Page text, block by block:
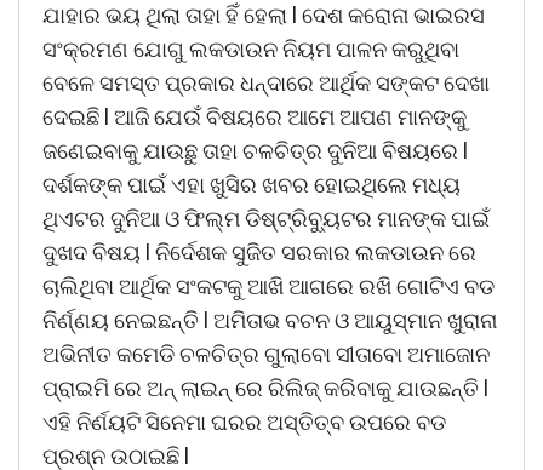
ଯାହାର ଭୟ ଥିଲା ତାହା ହିଁ ହେଲା l ଦେଶ କରୋନା ଭାଇରସ
ସଂକ୍ରମଣ ଯୋଗୁ ଲକଡାଉନ ନିୟମ ପାଳନ କରୁଥିବା
ବେଳେ ସମସ୍ତ ପ୍ରକାର ଧନ୍ଦାରେ ଆର୍ଥିକ ସଙ୍କଟ ଦେଖା
ଦେଇଛି l ଆଜି ଯେଉଁ ବିଷୟରେ ଆମେ ଆପଣ ମାନଙ୍କୁ
ଜଣେଇବାକୁ ଯାଉଛୁ ତାହା ଚଳଚିତ୍ର ଦୁନିଆ ବିଷୟରେ l
ଦର୍ଶକଙ୍କ ପାଇଁ ଏହା ଖୁସିର ଖବର ହୋଇଥିଲେ ମଧ୍ୟ
ଥିଏଟର ଦୁନିଆ ଓ ଫିଲ୍ମ ଡିଷ୍ଟ୍ରିବ୍ୟୁଟର ମାନଙ୍କ ପାଇଁ
ଦୁଖଦ ବିଷୟ l ନିର୍ଦେଶକ ସୁଜିତ ସରକାର ଲକଡାଉନ ରେ
ଚାଲିଥିବା ଆର୍ଥିକ ସଂକଟକୁ ଆଖି ଆଗରେ ରଖି ଗୋଟିଏ ବଡ
ନିର୍ଣ୍ଣୟ ନେଇଛନ୍ତି l ଅମିତାଭ ବଚନ ଓ ଆୟୁସ୍ମାନ ଖୁରାନା
ଅଭିନୀତ କମେଡି ଚଳଚିତ୍ର ଗୁଲାବୋ ସୀତାବୋ ଅମାଜୋନ
ପ୍ରାଇମି ରେ ଅନ୍ ଲାଇନ୍ ରେ ରିଲିଜ୍ କରିବାକୁ ଯାଉଛନ୍ତି l
ଏହି ନିର୍ଣୟଟି ସିନେମା ଘରର ଅସ୍ତିତ୍ବ ଉପରେ ବଡ
ପ୍ରଶ୍ନ ଉଠାଇଛି l